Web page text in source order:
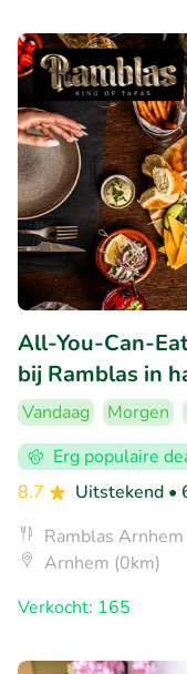
All-You-Can-
bij Ramblas in
Vandaag Morgen
Erg populaire
8.7
Uitstekend •
Ramblas Arnhem
Arnhem (0km)
Verkocht: 165